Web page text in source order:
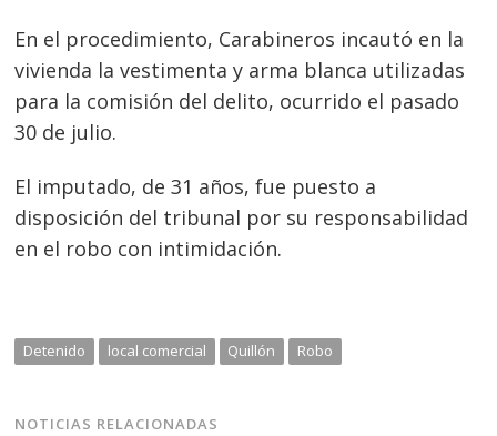
En el procedimiento, Carabineros incautó en la
vivienda la vestimenta y arma blanca utilizadas
para la comisión del delito, ocurrido el pasado
30 de julio.
El imputado, de 31 años, fue puesto a
disposición del tribunal por su responsabilidad
en el robo con intimidación.
Detenido local comercial Quillón Robo
NOTICIAS RELACIONADAS